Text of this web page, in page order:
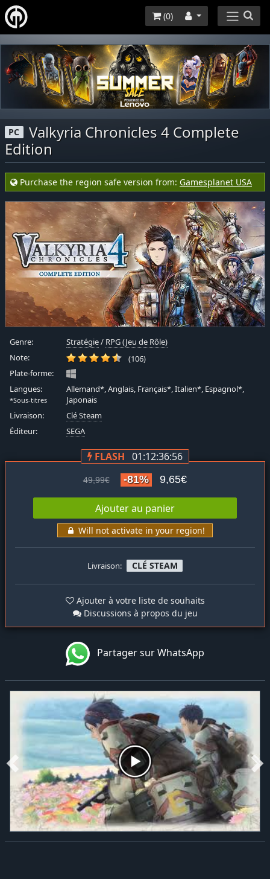
(0)
PC
Valkyria Chronicles 4 Complete
Edition
Purchase the region safe version from: Gamesplanet USA
Genre: Stratégie/ RPG (Jeu de Rôle)
Note:
(106)
Plate-forme:
Langues:
*Sous-titres
Allemand*, Anglais, Français*, Italien*, Espagnol*,
Japonais
Livraison:
Clé Steam
Éditeur:
SEGA
FLASH 01:12:36:55
49,99€ -81% 9,65€
Ajouter au panier
Will not activate in your region!
Livraison: CLÉ STEAM
Ajouter à votre liste de souhaits
Discussions à propos du jeu
Partager sur WhatsApp